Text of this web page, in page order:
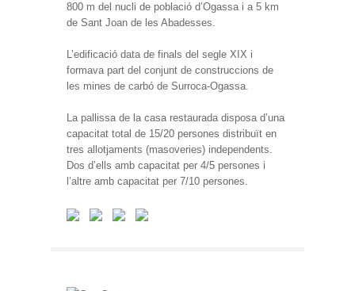
800 m del nucli de població d’Ogassa i a 5 km
de Sant Joan de les Abadesses.
L’edificació data de finals del segle XIX i
formava part del conjunt de construccions de
les mines de carbó de Surroca-Ogassa.
La pallissa de la casa restaurada disposa d’una
capacitat total de 15/20 persones distribuït en
tres allotjaments (masoveries) independents.
Dos d’ells amb capacitat per 4/5 persones i
l’altre amb capacitat per 7/10 persones.